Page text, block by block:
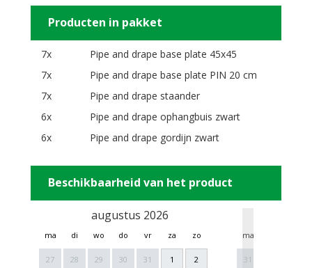
Producten in pakket
7x
Pipe and drape base plate 45x45
7x
Pipe and drape base plate PIN 20 cm
7x
Pipe and drape staander
6x
Pipe and drape ophangbuis zwart
6x
Pipe and drape gordijn zwart
Beschikbaarheid van het product
augustus 2026
ma di wo do vr za zo
27 28 29 30 31 1 2
ma
31